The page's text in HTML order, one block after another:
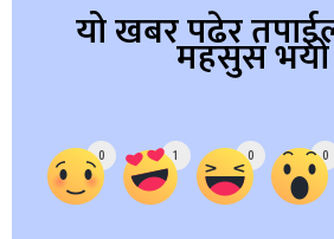
यो खबर पढेर
महसुस
0 1 0 0